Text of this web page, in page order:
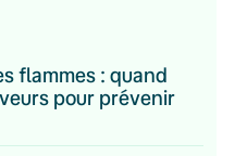
flammes : quand
pour prévenir